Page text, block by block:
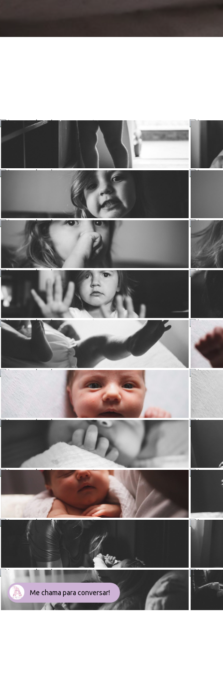
Me chama para conversar!